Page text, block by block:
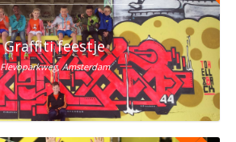
Graffiti feestje
Flevoparkweg, Amsterdam